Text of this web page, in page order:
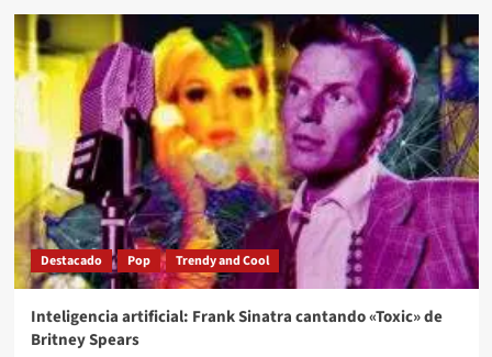
Destacado Pop Trendy and Cool
Inteligencia artificial: Frank Sinatra cantando «Toxic» de
Britney Spears